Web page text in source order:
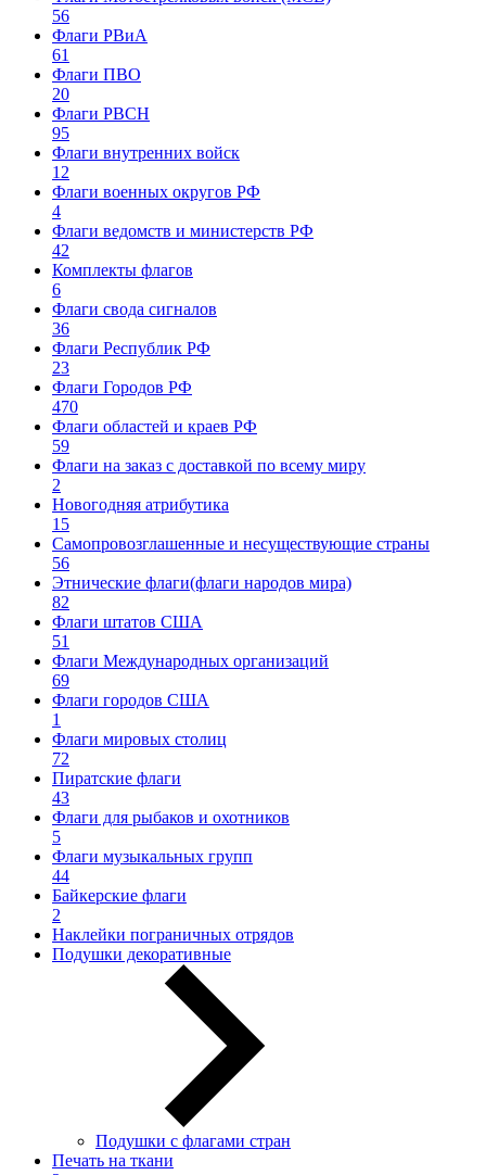
56
Флаги РВиА
61
Флаги ПВО
20
Флаги РВСН
95
Флаги внутренних войск
12
Флаги военных округов РФ
4
Флаги ведомств и министерств РФ
42
Комплекты флагов
6
Флаги свода сигналов
36
Флаги Республик РФ
23
Флаги Городов РФ
470
Флаги областей и краев РФ
59
Флаги на заказ с доставкой по всему миру
2
Новогодняя атрибутика
15
Самопровозглашенные и несуществующие страны
56
Этнические флаги(флаги народов мира)
82
Флаги штатов США
51
Флаги Международных организаций
69
Флаги городов США
1
Флаги мировых столиц
72
Пиратские флаги
43
Флаги для рыбаков и охотников
5
Флаги музыкальных групп
44
Байкерские флаги
2
Наклейки пограничных отрядов
Подушки декоративные
Подушки с флагами стран
Печать на ткани